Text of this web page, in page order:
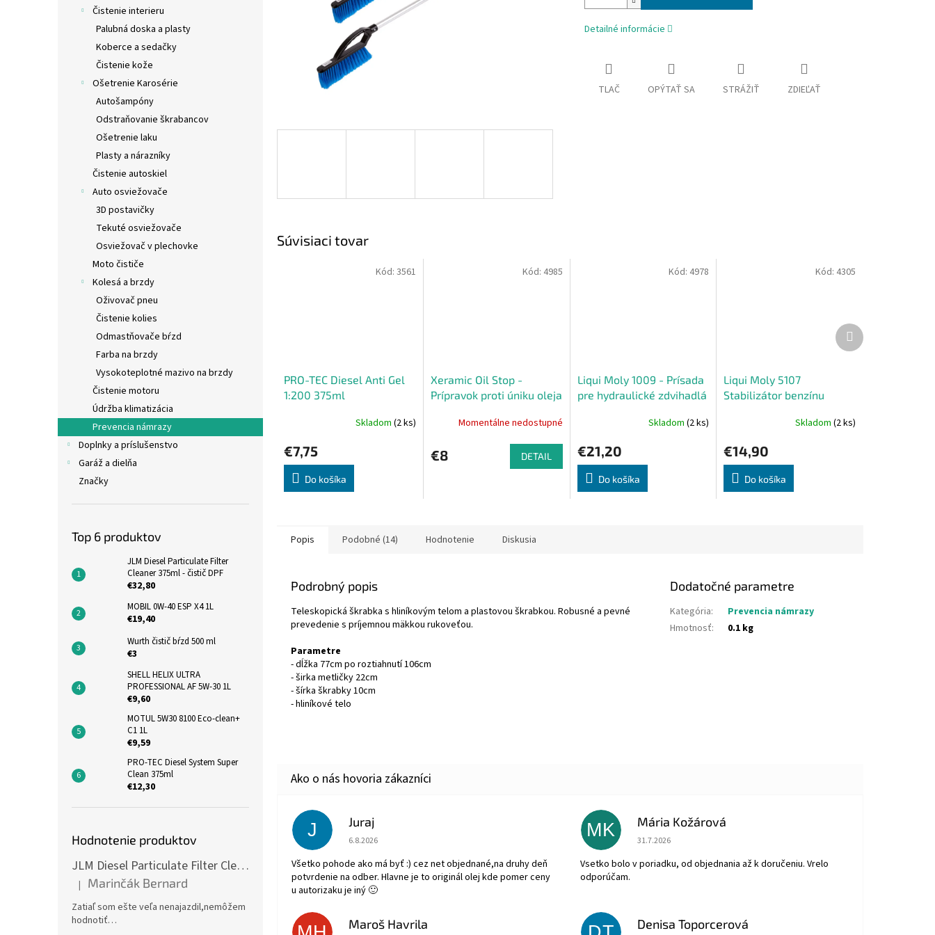
Čistenie interieru
Palubná doska a plasty
Koberce a sedačky
Čistenie kože
Ošetrenie Karosérie
Autošampóny
Odstraňovanie škrabancov
Ošetrenie laku
Plasty a nárazníky
Čistenie autoskiel
Auto osviežovače
3D postavičky
Tekuté osviežovače
Osviežovač v plechovke
Moto čističe
Kolesá a brzdy
Oživovač pneu
Čistenie kolies
Odmastňovače bŕzd
Farba na brzdy
Vysokoteplotné mazivo na brzdy
Čistenie motoru
Údržba klimatizácia
Prevencia námrazy
Doplnky a príslušenstvo
Garáž a dielňa
Značky
Top 6 produktov
JLM Diesel Particulate Filter
Cleaner 375ml - čistič DPF
€32,80
MOBIL 0W-40 ESP X4 1L
€19,40
Wurth čistič bŕzd 500 ml
€3
SHELL HELIX ULTRA
PROFESSIONAL AF 5W-30 1L
€9,60
MOTUL 5W30 8100 Eco-clean+
C1 1L
€9,59
PRO-TEC Diesel System Super
Clean 375ml
€12,30
Hodnotenie produktov
JLM Diesel Particulate Filter Cleaner 375ml - čistič DPF
Hodnotenie produktu je 5 z 5 hviezdičiek.
| Marinčák Bernard
Zatiaľ som ešte veľa nenajazdil,nemôžem
hodnotiť…
Detailné informácie
TLAČ OPÝTAŤ SA STRÁŽIŤ ZDIEĽAŤ
Súvisiaci tovar
PRO-TEC Diesel Anti Gel
1:200 375ml
Skladom (2 ks)
€7,75
Do košíka
Kód: 3561
Xeramic Oil Stop -
Prípravok proti úniku oleja
Momentálne nedostupné
€8 DETAIL
Kód: 4985
Liqui Moly 1009 - Prísada
pre hydraulické zdvihadlá
Skladom(2 ks)
€21,20
Do košíka
Kód: 4978
Liqui Moly 5107
Stabilizátor benzínu
Skladom (2 ks)
€14,90
Do košíka
Kód: 4305
Ďalší
produkt
Popis Podobné (14) Hodnotenie Diskusia
Podrobný popis
Teleskopická škrabka s hliníkovým telom a plastovou škrabkou. Robusné a pevné
prevedenie s príjemnou mäkkou rukoveťou.
Parametre
- dĺžka 77cm po roztiahnutí 106cm
- širka metličky 22cm
- šírka škrabky 10cm
- hliníkové telo
Dodatočné parametre
Kategória:
Prevencia námrazy
Hmotnosť: 0.1 kg
J Juraj
Hodnotenie obchodu je 5 z 5 hviezdičiek.
6.8.2026
Všetko pohode ako má byť :) cez net objednané,na druhy deň
potvrdenie na odber. Hlavne je to originál olej kde pomer ceny
u autorizaku je iný 🙂
MK Mária Kožárová
Hodnotenie obchodu je 5 z 5 hviezdičiek.
31.7.2026
Vsetko bolo v poriadku, od objednania až k doručeniu. Vrelo
odporúčam.
Maroš Havrila Denisa Toporcerová